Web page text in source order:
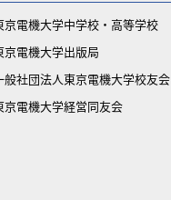
京電機大学中学校・高等学校
京電機大学出版局
般社団法人東京電機大学校友会
京電機大学経営同友会